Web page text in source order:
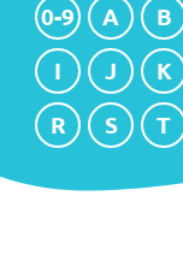
0-9 A B
I
J K
R
S T